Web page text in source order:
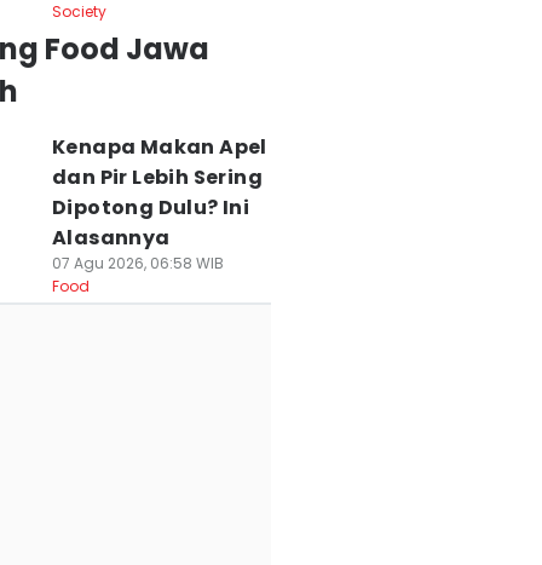
Society
Food Jawa
Kenapa Makan Apel
dan Pir Lebih Sering
Dipotong Dulu? Ini
Alasannya
07 Agu 2026, 06:58 WIB
Food